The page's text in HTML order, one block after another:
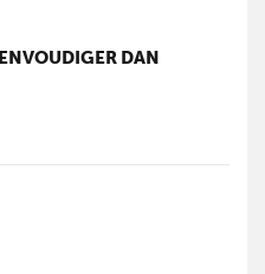
DAN